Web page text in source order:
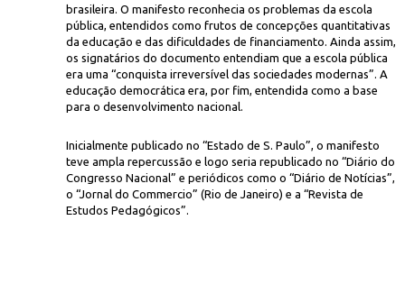
brasileira. O manifesto reconhecia os problemas da escola
pública, entendidos como frutos de concepções quantitativas
da educação e das dificuldades de financiamento. Ainda assim,
os signatários do documento entendiam que a escola pública
era uma “conquista irreversível das sociedades modernas”. A
educação democrática era, por fim, entendida como a base
para o desenvolvimento nacional.
Inicialmente publicado no “Estado de S. Paulo”, o manifesto
teve ampla repercussão e logo seria republicado no “Diário do
Congresso Nacional” e periódicos como o “Diário de Notícias”,
o “Jornal do Commercio” (Rio de Janeiro) e a “Revista de
Estudos Pedagógicos”.